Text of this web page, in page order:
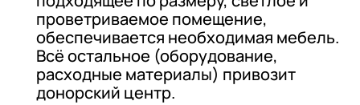
проветриваемое помещение,
обеспечивается необходимая мебель.
Всё остальное (оборудование,
расходные материалы) привозит
донорский центр.